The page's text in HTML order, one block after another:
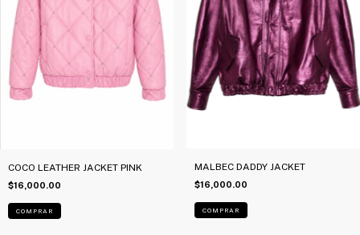
COCO LEATHER JACKET PINK
$16,000.00
COMPRAR
MALBEC DADDY JACKET
$16,000.00
COMPRAR